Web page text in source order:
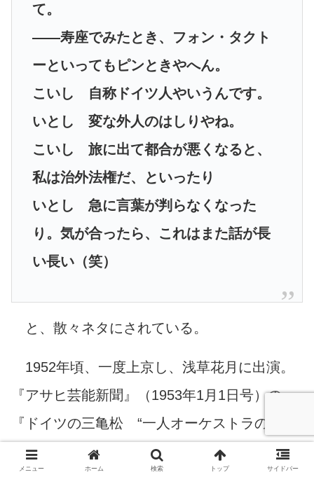
て。
――寿座でみたとき、フォン・タクト
ーといってもピンときやへん。
こいし 自称ドイツ人やいうんです。
いとし 変な外人のはしりやね。
こいし 旅に出て都合が悪くなると、
私は治外法権だ、といったり
いとし 急に言葉が判らなくなった
り。気が合ったら、これはまた話が長
い長い（笑）
と、散々ネタにされている。
1952年頃、一度上京し、浅草花月に出演。
『アサヒ芸能新聞』（1953年1月1日号）の
『ドイツの三亀松 “一人オーケストラのグリ
ーゼ氏”』は、その出演時の取材をまとめた記
メニュー ホーム 検索 トップ サイドバー